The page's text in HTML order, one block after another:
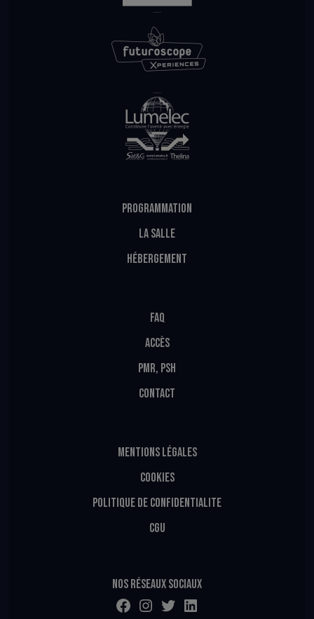
PROGRAMMATION
LA SALLE
HÉBERGEMENT
FAQ
ACCÈS
PMR, PSH
CONTACT
MENTIONS LÉGALES
COOKIES
POLITIQUE DE CONFIDENTIALITE
CGU
Nos réseaux sociaux
Facebook Instagram Twitter LinkedIn